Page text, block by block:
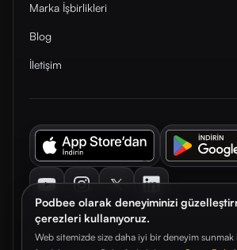
Podbee olarak deneyiminizi
çerezleri kullanıyoruz.
Web sitemizde size daha iyi bir deneyim sunmak
Marka İşbirlikleri
Blog
İletişim